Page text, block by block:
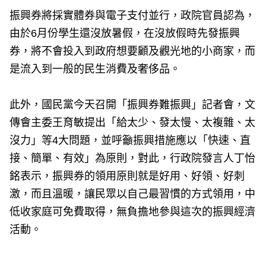
振興券將採實體券與電子支付並行，政院官員認為，
由於6月份學生還沒放暑假，在沒放假時先發振興
券，將不會投入到政府想要顧及觀光地的小商家，而
是流入到一般的民生消費及奢侈品。
此外，國民黨今天召開「振興券難振興」記者會，文
傳會主委王育敏提出「給太少、發太慢、太複雜、太
沒力」等4大問題，並呼籲振興措施應以「快速、直
接、簡單、有效」為原則，對此，行政院發言人丁怡
銘表示，振興券的領用原則就是好用、好領、好刺
激，而且溫暖，讓民眾以自己最習慣的方式領用，中
低收家庭可免費取得，無負擔地參與這次的振興經濟
活動。